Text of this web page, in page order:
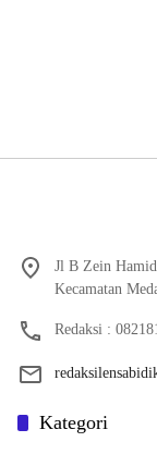
Jl B Zein
Kecamatan
Redaksi :
Kategori